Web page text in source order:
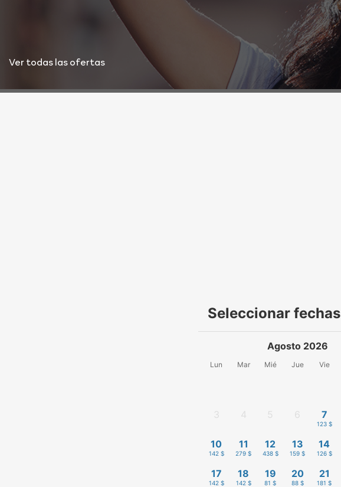
Ver todas las ofertas
Seleccionar fechas
Agosto 2026
Lun Mar Mié Jue Vie
3 4 5 6 7
123 $
10
142 $
11
279 $
12
438 $
13
159 $
14
126 $
17
142 $
18
142 $
19
81 $
20
88 $
21
181 $